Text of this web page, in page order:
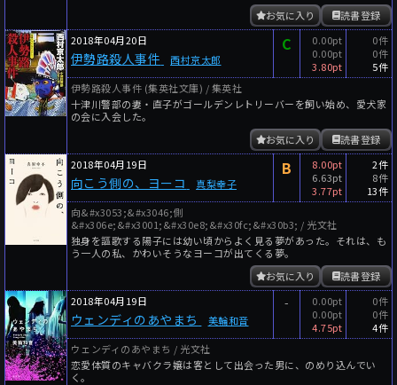
読書登録
お気に入り
2018年04月20日
伊勢路殺人事件 西村京太郎
C
0.00pt
0.00pt
3.80pt
0件
0件
5件
伊勢路殺人事件 (集英社文庫) / 集英社
十津川警部の妻・直子がゴールデンレトリーバーを飼い始め、愛犬家
の会に入会した。
読書登録
お気に入り
2018年04月19日
向こう側の、ヨーコ 真梨幸子
B
8.00pt
6.63pt
3.77pt
2件
8件
13件
向&#x3053;&#x3046;側
&#x306e;&#x3001;&#x30e8;&#x30fc;&#x30b3; / 光文社
独身を謳歌する陽子には幼い頃からよく見る夢があった。それは、も
う一人の私、かわいそうなヨーコが出てくる夢。
読書登録
お気に入り
2018年04月19日
ウェンディのあやまち 美輪和音
-
0.00pt
0.00pt
4.75pt
0件
0件
4件
ウェンディのあやまち / 光文社
恋愛体質のキャバクラ嬢は客として出会った男に、のめり込んでい
く。